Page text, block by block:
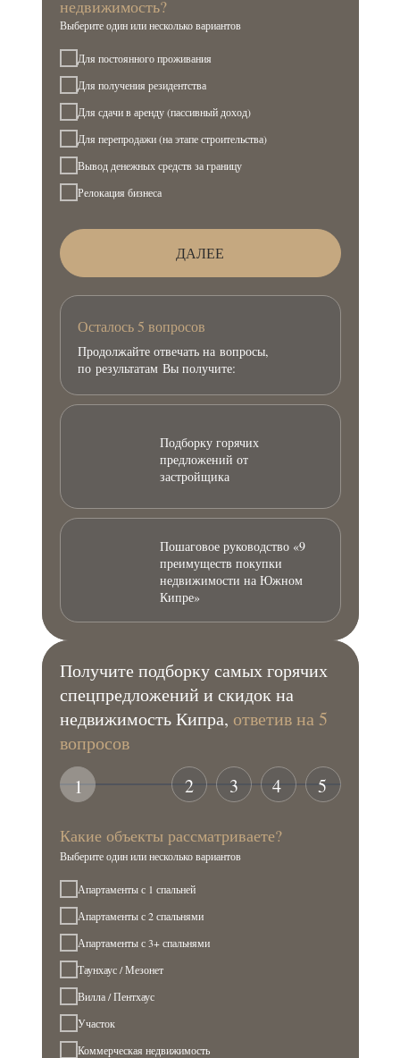
недвижимость?
Выберите один или несколько вариантов
Осталось 5 вопросов
Продолжайте отвечать на вопросы,
по результатам Вы получите:
Подборку горячих
предложений от
застройщика
Пошаговое руководство «9
преимуществ покупки
недвижимости на Южном
Кипре»
Для постоянного проживания
Для получения резидентства
Для сдачи в аренду (пассивный доход)
Для перепродажи (на этапе строительства)
Вывод денежных средств за границу
Релокация бизнеса
ДАЛЕЕ
Выберите один или несколько вариантов
Получите подборку самых горячих
спецпредложений и скидок на
недвижимость Кипра, ответив на 5
вопросов
Какие объекты рассматриваете?
Апартаменты с 1 спальней
Апартаменты с 2 спальнями
Апартаменты с 3+ спальнями
Таунхаус / Мезонет
Вилла / Пентхаус
Участок
Коммерческая недвижимость
1 2 3 4 5